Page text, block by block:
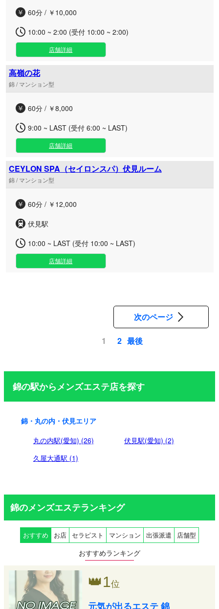
60分 / ￥10,000
10:00 ~ 2:00 (受付 10:00 ~ 2:00)
店舗詳細
高嶺の花
錦 / マンション型
60分 / ￥8,000
9:00 ~ LAST (受付 6:00 ~ LAST)
店舗詳細
CEYLON SPA（セイロンスパ）伏見ルーム
錦 / マンション型
60分 / ￥12,000
伏見駅
10:00 ~ LAST (受付 10:00 ~ LAST)
店舗詳細
ジ
1 2
次のページ
最後
錦の駅からメンズエステ店を探す
錦・丸の内・伏見エリア
丸の内駅(愛知) (26)
伏見駅(愛知) (2)
久屋大通駅 (1)
錦のメンズエステランキング
おすすめ お店 セラピスト マンション 出張派遣 店舗型
おすすめランキング
👑1位
元気が出るエステ 錦